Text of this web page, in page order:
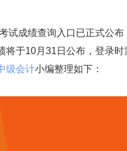
成绩查询入口已正式公布
将于10月31日公布，登录
级会计小编整理如下：